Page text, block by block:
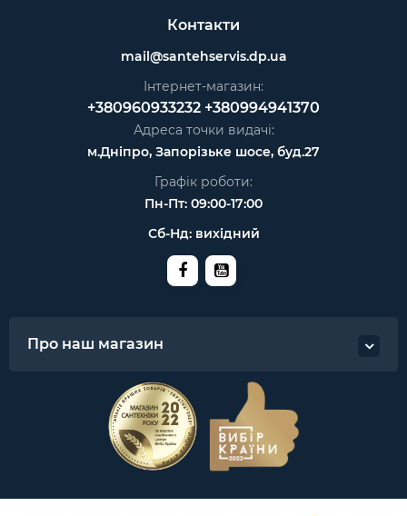
Контакти
mail@santehservis.dp.ua
Інтернет-магазин:
+380960933232 +380994941370
Адреса точки видачі:
м.Дніпро, Запорізьке шосе, буд.27
Графік роботи:
Пн-Пт: 09:00-17:00
Сб-Нд: вихідний
Про наш магазин